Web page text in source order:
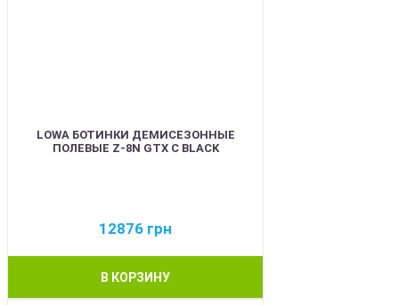
LOWA БОТИНКИ ДЕМИСЕЗОННЫЕ
ПОЛЕВЫЕ Z-8N GTX C BLACK
12876 грн
В КОРЗИНУ